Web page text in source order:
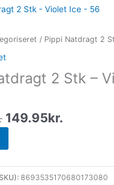
/ Pippi Natdragt 2
2 Stk –
Den
pris
var:
219.95kr..
149.95kr.
Den
pris
8693535170680173080